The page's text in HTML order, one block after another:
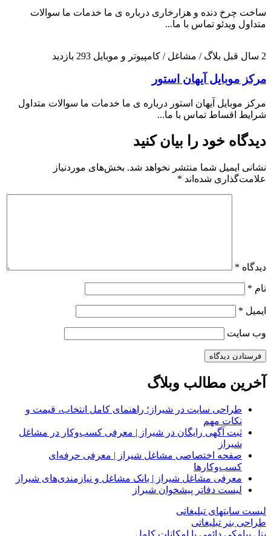
ساخت چرخ دنده و هزارخاری درباره ی ما خدمات ما سوالات
متداول ویدئو تماس با ما...
2 سال قبل بلاگ / مشاغل / کامپیوتر و موبایل 293 بازدید
مرکز موبایل آیهان استور
مرکز موبایل آیهان استور درباره ی ما خدمات ما سوالات متداول
شرایط اقساط تماس با ما...
دیدگاه خود را بیان کنید
نشانی ایمیل شما منتشر نخواهد شد. بخش‌های موردنیاز
علامت‌گذاری شده‌اند *
دیدگاه *
نام *
ایمیل *
وب‌ سایت
آخرین مطالب وبلاگ
طراحی سایت در شیراز؛ راهنمای کامل انتخاب، قیمت و
نکات مهم
ثبت آگهی رایگان در شیراز | معرفی کسب‌وکار در مشاغل
شیراز
صفحه اختصاصی مشاغل شیراز | معرفی حرفه‌ای
کسب‌وکارها
معرفی مشاغل شیراز | بانک مشاغل و نیازمندی‌های شیراز
لیست دفاتر پیشخوان شیراز
لیست سایتهای تبلیغاتی
طراحی بنر تبلیغاتی
پنل پیامکی دائمی با امکانات کامل